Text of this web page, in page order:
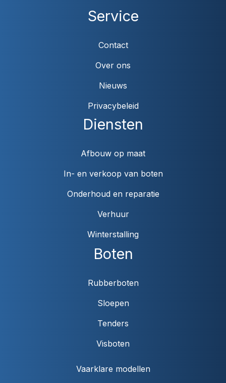
Boten
Rubberboten
Sloepen
Tenders
Visboten
Vaarklare modellen
Diensten
Afbouw op maat
In- en verkoop van boten
Onderhoud en reparatie
Verhuur
Winterstalling
Service
Contact
Over ons
Nieuws
Privacybeleid